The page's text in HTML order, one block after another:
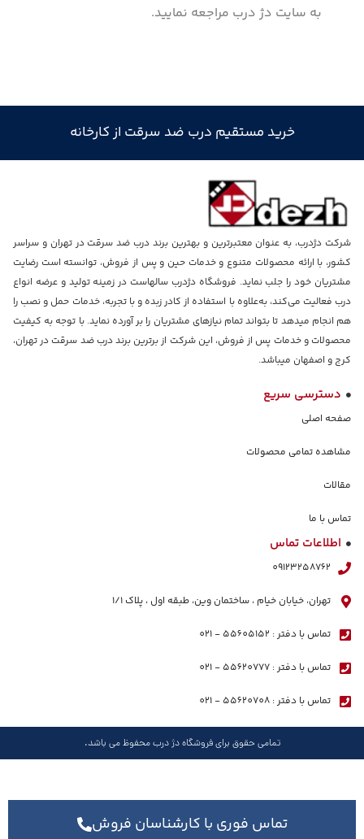
به سایت دژ درب مراجعه نمایید.
خرید مستقیم درب ضد سرقت از کارخانه
شرکت دژدرب، به عنوان معتبرترین و بهترین برند درب ضد سرقت در تهران و سراسر
کشور، با ارائه محصولات متنوع و خدمات حین و پس از فروش، توانسته است رضایت
مشتریان خود را جلب نماید. فروشگاه دژدرب سالهاست در زمینه تولید و عرضه انواع
درب فعالیت می‌کند، به‌علاوه با استفاده از کادر زبده و با تجربه، خدمات حمل و نصب را
هم انجام میدهد تا بتواند تمام نیازهای مشتریان را بر آورده نماید. با توجه به کیفیت
محصولات و خدمات پس از فروش، این شرکت از برترین برند درب ضد سرقت در تهران،
کرج و اصفهان میباشد.
دسترسی سریع
صفحه اصلی
مشاهده تمامی محصولات
مقالات
تماس با ما
اطلاعات تماس
09123258762
تهران، خیابان خیام ، ساختمان وین، طبقه اول ، پلاک ١/١
تماس با دفتر : 55605152 - 021
تماس با دفتر : 55620777 - 021
تماس با دفتر : 55620708 - 021
تمامی حقوق برای فروشگاه دژ درب محفوظ می باشد.
تماس فوری با کارشناسان فروش